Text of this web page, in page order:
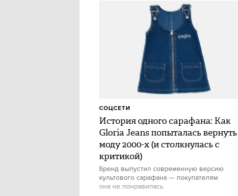
История одного сарафана: Как
Gloria Jeans попыталась вернуть
моду 2000-х (и столкнулась с
критикой)
Бренд выпустил современную версию
культового сарафана — покупателям
она не понравилась
СОЦСЕТИ